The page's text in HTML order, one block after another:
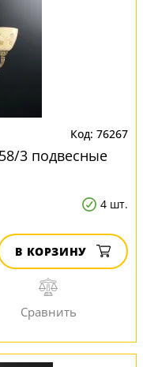
76267
3 подвесные
4 шт.
В КОРЗИНУ